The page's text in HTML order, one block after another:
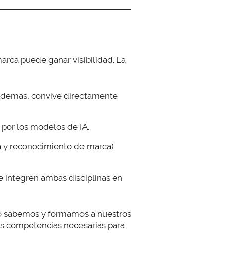
puede ganar visibilidad. La
convive directamente
los modelos de IA.
reconocimiento de marca)
integren ambas disciplinas en
sabemos y formamos a nuestros
competencias necesarias para